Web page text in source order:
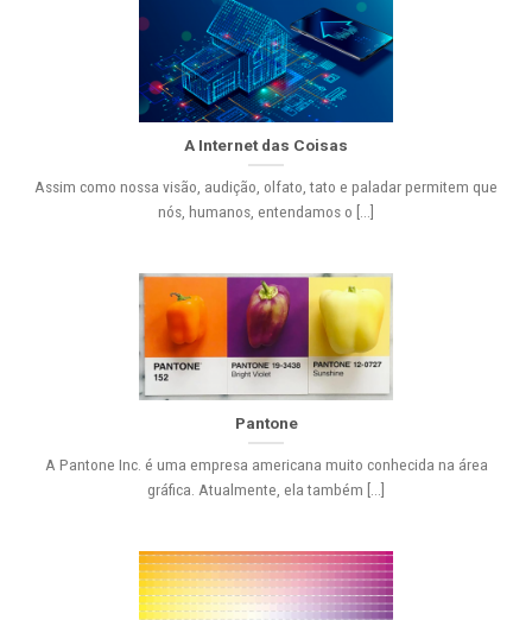
A Internet das Coisas
Assim como nossa visão, audição, olfato, tato e paladar permitem que
nós, humanos, entendamos o [...]
Pantone
A Pantone Inc. é uma empresa americana muito conhecida na área
gráfica. Atualmente, ela também [...]